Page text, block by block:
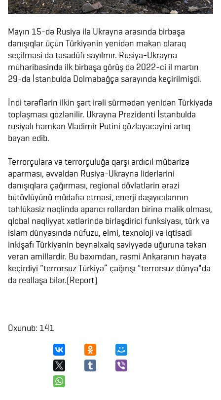
Mayın 15-də Rusiya ilə Ukrayna arasında birbaşa
danışıqlar üçün Türkiyənin yenidən məkan olaraq
seçilməsi də təsadüfi sayılmır. Rusiya-Ukrayna
müharibəsində ilk birbaşa görüş də 2022-ci il martın
29-da İstanbulda Dolmabağça sarayında keçirilmişdi.
İndi tərəflərin ilkin şərt irəli sürmədən yenidən Türkiyədə
toplaşması gözlənilir. Ukrayna Prezidenti İstanbulda
rusiyalı həmkarı Vladimir Putini gözləyəcəyini artıq
bəyan edib.
Terrorçulara və terrorçuluğa qarşı ardıcıl mübarizə
aparması, əvvəldən Rusiya-Ukrayna liderlərini
danışıqlara çağırması, regional dövlətlərin ərazi
bütövlüyünü müdafiə etməsi, enerji daşıyıcılarının
təhlükəsiz nəqlində aparıcı rollardan birinə malik olması,
qlobal nəqliyyat xətlərində birləşdirici funksiyası, türk və
islam dünyasında nüfuzu, elmi, texnoloji və iqtisadi
inkişafı Türkiyənin beynəlxalq səviyyədə uğuruna təkan
verən amillərdir. Bu baxımdan, rəsmi Ankaranın həyata
keçirdiyi “terrorsuz Türkiyə” çağırışı "terrorsuz dünya"da
da reallaşa bilər.(Report)
Oxunub: 141